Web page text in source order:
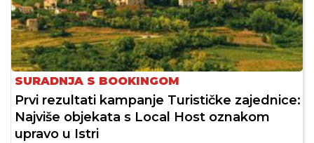
SURADNJA S BOOKINGOM
Prvi rezultati kampanje Turističke zajednice:
Najviše objekata s Local Host oznakom
upravo u Istri